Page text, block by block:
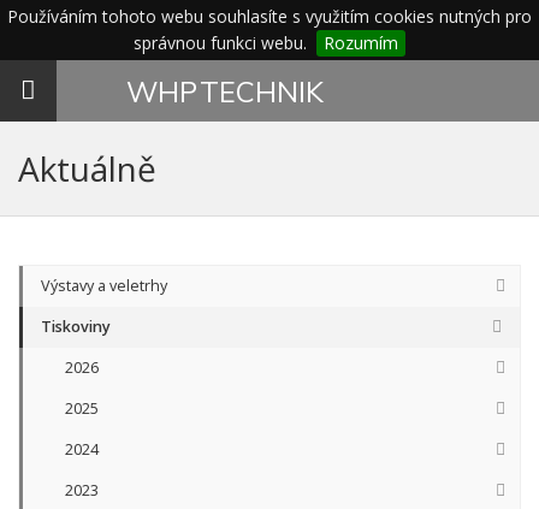
Používáním tohoto webu souhlasíte s využitím cookies nutných pro
správnou funkci webu.
Rozumím
Toggle
WHPTECHNIK
Aktuálně
Výstavy a veletrhy
Tiskoviny
2026
2025
2024
2023